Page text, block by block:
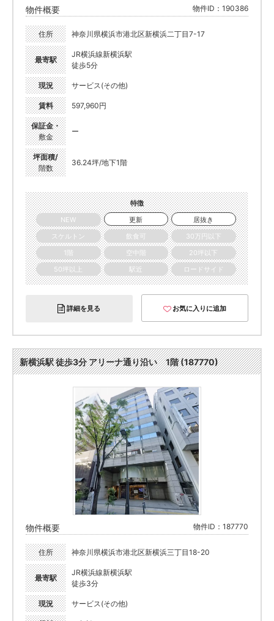
物件概要 物件ID：190386
住所 神奈川県横浜市港北区新横浜二丁目7-17
最寄駅
JR横浜線新横浜駅
徒歩5分
現況 サービス(その他)
賃料 597,960円
保証金・
敷金
ー
坪面積/
階数
36.24坪/地下1階
特徴
NEW
更新
居抜き
スケルトン
飲食可
30万円以下
1階
空中階
20坪以下
50坪以上
駅近 ロードサイド
詳細を見る お気に入りに追加
新横浜駅 徒歩3分 アリーナ通り沿い 1階 (187770)
物件概要 物件ID：187770
住所 神奈川県横浜市港北区新横浜三丁目18-20
最寄駅
JR横浜線新横浜駅
徒歩3分
現況 サービス(その他)